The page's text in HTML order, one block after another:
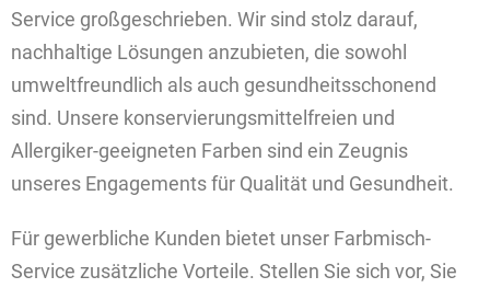
Service großgeschrieben. Wir sind stolz darauf,
nachhaltige Lösungen anzubieten, die sowohl
umweltfreundlich als auch gesundheitsschonend
sind. Unsere konservierungsmittelfreien und
Allergiker-geeigneten Farben sind ein Zeugnis
unseres Engagements für Qualität und Gesundheit.
Für gewerbliche Kunden bietet unser Farbmisch-
Service zusätzliche Vorteile. Stellen Sie sich vor, Sie